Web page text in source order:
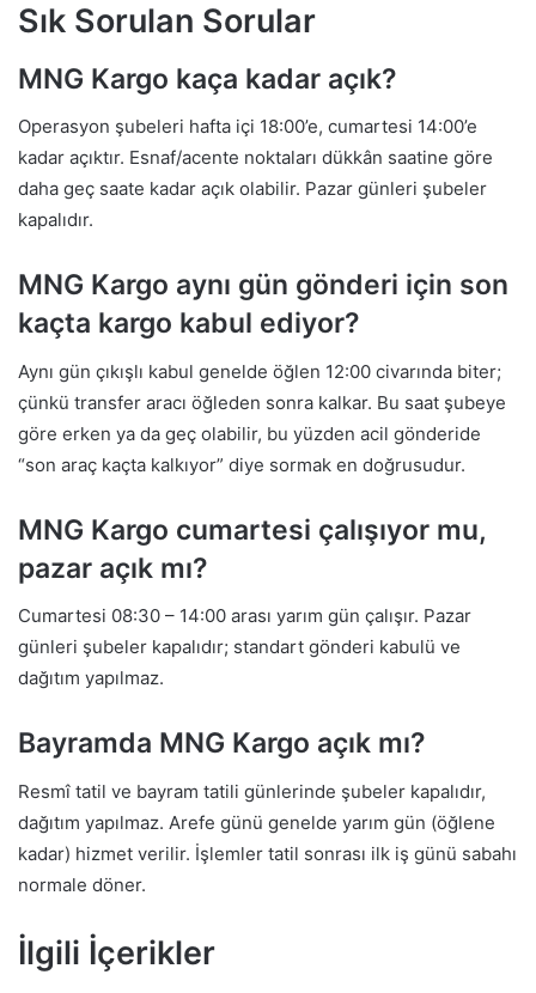
Sık Sorulan Sorular
MNG Kargo kaça kadar açık?
Operasyon şubeleri hafta içi 18:00’e, cumartesi 14:00’e
kadar açıktır. Esnaf/acente noktaları dükkân saatine göre
daha geç saate kadar açık olabilir. Pazar günleri şubeler
kapalıdır.
MNG Kargo aynı gün gönderi için son
kaçta kargo kabul ediyor?
Aynı gün çıkışlı kabul genelde öğlen 12:00 civarında biter;
çünkü transfer aracı öğleden sonra kalkar. Bu saat şubeye
göre erken ya da geç olabilir, bu yüzden acil gönderide
“son araç kaçta kalkıyor” diye sormak en doğrusudur.
MNG Kargo cumartesi çalışıyor mu,
pazar açık mı?
Cumartesi 08:30 – 14:00 arası yarım gün çalışır. Pazar
günleri şubeler kapalıdır; standart gönderi kabulü ve
dağıtım yapılmaz.
Bayramda MNG Kargo açık mı?
Resmî tatil ve bayram tatili günlerinde şubeler kapalıdır,
dağıtım yapılmaz. Arefe günü genelde yarım gün (öğlene
kadar) hizmet verilir. İşlemler tatil sonrası ilk iş günü sabahı
normale döner.
İlgili İçerikler